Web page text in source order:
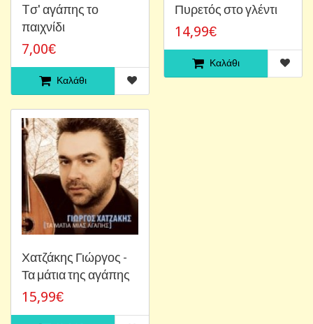
Tσ' αγάπης το
παιχνίδι
7,00€
Καλάθι
Πυρετός στο γλέντι
14,99€
Καλάθι
Χατζάκης Γιώργος -
Τα μάτια της αγάπης
15,99€